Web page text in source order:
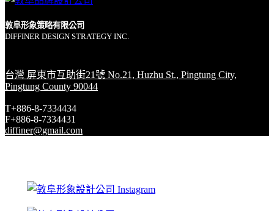
敦阜形象策略有限公司
DIFFINER DESIGN STRATEGY INC.
台灣 屏東市互助街21號 No.21, Huzhu St., Pingtung City,
Pingtung County 90044
T+886-8-7334434
F+886-8-7334431
diffiner@gmail.com